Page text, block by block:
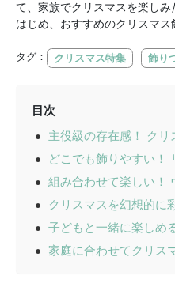
て、家族でクリスマスを楽し
はじめ、おすすめのクリスマス
タグ： クリスマス特集 飾り
目次
主役級の存在感！ クリ
どこでも飾りやすい！
組み合わせて楽しい！
クリスマスを幻想的に
子どもと一緒に楽しめ
家庭に合わせてクリス